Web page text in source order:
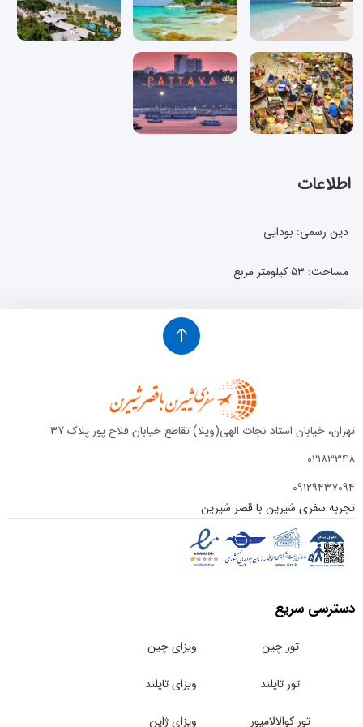
اطلاعات
دین رسمی: بودایی
مساحت: ۵۳ کیلومتر مربع
تهران، خیابان استاد نجات الهی(ویلا) تقاطع خیابان فلاح پور پلاک 37
۰۲۱۸۳۳۴۸
۰۹۱۲۹۴۳۷۰۹۴
تجربه سفری شیرین با قصر شیرین
دسترسی سریع
تور چین
تور تایلند
تور کوالالامپور
ویزای چین
ویزای تایلند
ویزای ژاپن